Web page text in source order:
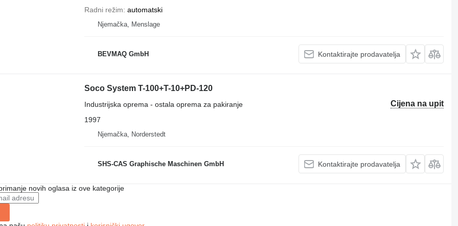
Radni režim automatski
Njemačka, Menslage
BEVMAQ GmbH Kontaktirajte prodavatelja
Soco System T-100+T-10+PD-120
Cijena na upit
Industrijska oprema - ostala oprema za pakiranje
1997
Njemačka, Norderstedt
SHS-CAS Graphische Maschinen GmbH Kontaktirajte prodavatelja
novih oglasa iz ove kategorije